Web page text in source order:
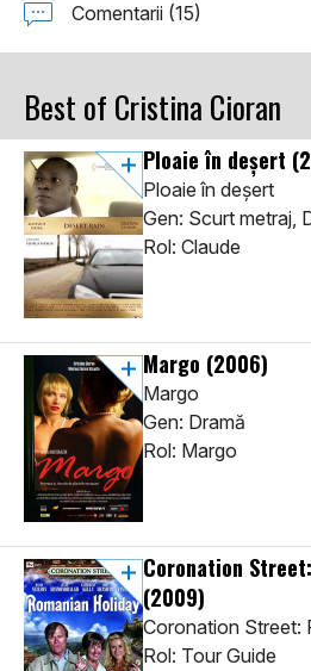
Comentarii (15)
Best of Cristina Cioran
Ploaie în deșert
Ploaie în deșert
Gen: Scurt metraj,
Rol: Claude
Margo (2006)
Margo
Gen: Dramă
Rol: Margo
Coronation
(2009)
Coronation Street:
Rol: Tour Guide